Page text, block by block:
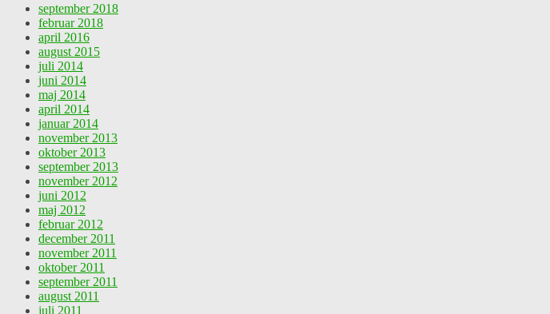
september 2018
februar 2018
april 2016
august 2015
juli 2014
juni 2014
maj 2014
april 2014
januar 2014
november 2013
oktober 2013
september 2013
november 2012
juni 2012
maj 2012
februar 2012
december 2011
november 2011
oktober 2011
september 2011
august 2011
juli 2011